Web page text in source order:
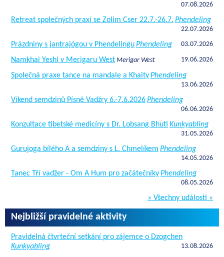
07.08.2026
Retreat společných praxí se Zolim Cser 22.7.-26.7. Phendeling
22.07.2026
Prázdniny s jantrajógou v PhendelinguPhendeling 03.07.2026
Namkhai Yeshi v Merigaru West Merigar West 19.06.2026
Společná praxe tance na mandale a KhaityPhendeling
13.06.2026
Víkend semdzinů Písně Vadžry 6.-7.6.2026Phendeling
06.06.2026
Konzultace tibetské medicíny s Dr. Lobsang Bhuti Kunkyabling
31.05.2026
Gurujoga bílého A a semdziny s L. Chmelíkem Phendeling
14.05.2026
Tanec Tří vadžer - Om A Hum pro začátečníkyPhendeling
08.05.2026
» Všechny události »
Nejbližší pravidelné aktivity
Pravidelná čtvrteční setkání pro zájemce o Dzogchen
Kunkyabling
13.08.2026